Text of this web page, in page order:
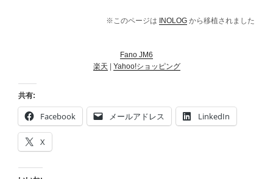
※このページは INOLOG から移植されました
Fano JM6
楽天
Yahoo!ショッピング
共有:
Facebook メールアドレス LinkedIn
X